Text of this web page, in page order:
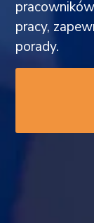
pracy,
porady.